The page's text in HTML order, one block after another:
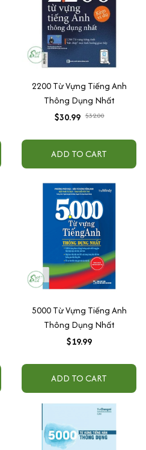
2200 Từ Vựng Tiếng Anh
Thông Dụng Nhất
$30.99 $32.00
ADD TO CART
5000 Từ Vựng Tiếng Anh
Thông Dụng Nhất
$19.99
ADD TO CART